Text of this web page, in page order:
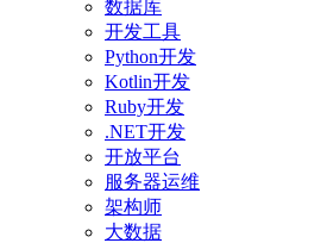
数据库
开发工具
Python开发
Kotlin开发
Ruby开发
.NET开发
开放平台
服务器运维
架构师
大数据